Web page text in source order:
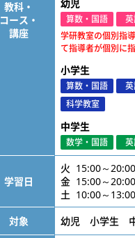
教科・
コース・
講座
幼児
算数・国語
学研教室の個別指
て指導者が個別に
小学生
算数・国語
科学教室
中学生
数学・国語
学習日
火 15:00～20:00
金 15:00～20:00
土 10:00～13:00
対象
幼児 小学生